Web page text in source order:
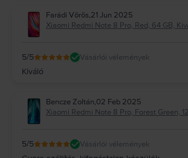
Farádi Vörös,21 Jun 2025
Xiaomi Redmi Note 8 Pro, Red, 64 GB,
5/5 Vásárlói vélemények
Kiváló
Bencze Zoltán,02 Feb 2025
Xiaomi Redmi Note 8 Pro, Forest Green,
5/5 Vásárlói vélemények